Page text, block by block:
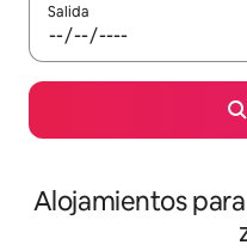
Salida
Alojamientos